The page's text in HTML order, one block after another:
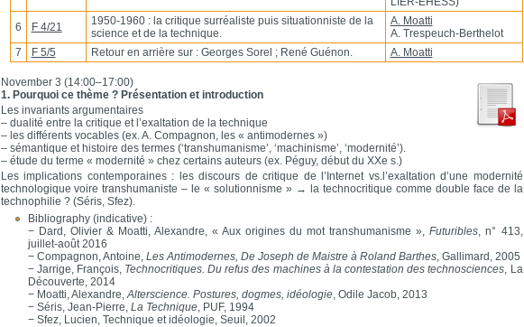
6
F 4/21
1950-1960 : la critique surréaliste puis situationniste de la
science et de la technique.
A. Moatti
A. Trespeuch-Berthelot
7
F 5/5 Retour en arrière sur : Georges Sorel ; René Guénon. A. Moatti
November 3 (14:00–17:00)
1. Pourquoi ce thème ? Présentation et introduction
Les invariants argumentaires
– dualité entre la critique et l’exaltation de la technique
– les différents vocables (ex. A. Compagnon, les « antimodernes »)
– sémantique et histoire des termes (‘transhumanisme’, ‘machinisme’, ‘modernité’).
– étude du terme « modernité » chez certains auteurs (ex. Péguy, début du XXe s.)
Les implications contemporaines : les discours de critique de l’Internet vs.l’exaltation d’une modernité
technologique voire transhumaniste – le « solutionnisme » → la technocritique comme double face de la
technophilie ? (Séris, Sfez).
Bibliography (indicative) :
− Dard, Olivier & Moatti, Alexandre, « Aux origines du mot transhumanisme »,Futuribles, n° 413,
juillet-août 2016
− Compagnon, Antoine, Les Antimodernes, De Joseph de Maistre à Roland Barthes, Gallimard, 2005
− Jarrige, François, Technocritiques. Du refus des machines à la contestation des technosciences, La
Découverte, 2014
− Moatti, Alexandre,Alterscience. Postures, dogmes, idéologie, Odile Jacob, 2013
− Séris, Jean-Pierre, La Technique, PUF, 1994
− Sfez, Lucien, Technique et idéologie, Seuil, 2002